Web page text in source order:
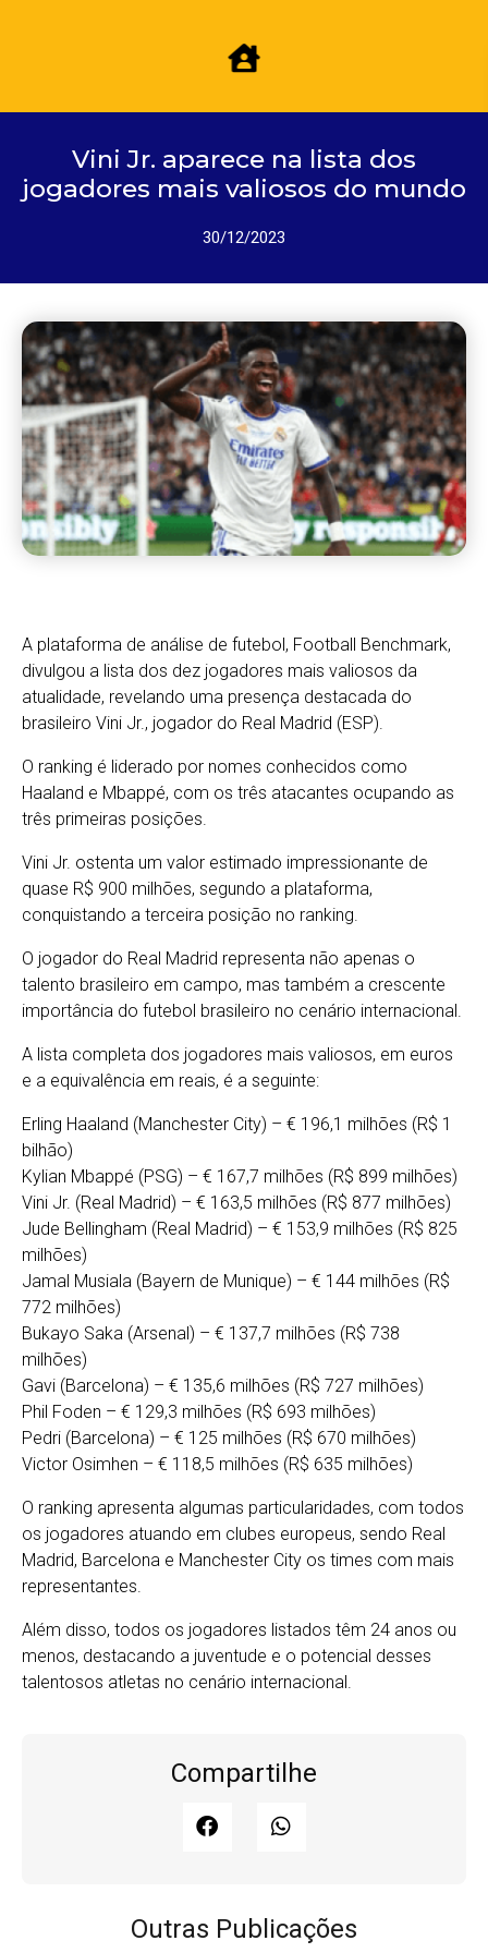
Vini Jr. aparece na lista dos
jogadores mais valiosos do mundo
30/12/2023
A plataforma de análise de futebol, Football Benchmark,
divulgou a lista dos dez jogadores mais valiosos da
atualidade, revelando uma presença destacada do
brasileiro Vini Jr., jogador do Real Madrid (ESP).
O ranking é liderado por nomes conhecidos como
Haaland e Mbappé, com os três atacantes ocupando as
três primeiras posições.
Vini Jr. ostenta um valor estimado impressionante de
quase R$ 900 milhões, segundo a plataforma,
conquistando a terceira posição no ranking.
O jogador do Real Madrid representa não apenas o
talento brasileiro em campo, mas também a crescente
importância do futebol brasileiro no cenário internacional.
A lista completa dos jogadores mais valiosos, em euros
e a equivalência em reais, é a seguinte:
Erling Haaland (Manchester City) – € 196,1 milhões (R$ 1
bilhão)
Kylian Mbappé (PSG) – € 167,7 milhões (R$ 899 milhões)
Vini Jr. (Real Madrid) – € 163,5 milhões (R$ 877 milhões)
Jude Bellingham (Real Madrid) – € 153,9 milhões (R$ 825
milhões)
Jamal Musiala (Bayern de Munique) – € 144 milhões (R$
772 milhões)
Bukayo Saka (Arsenal) – € 137,7 milhões (R$ 738
milhões)
Gavi (Barcelona) – € 135,6 milhões (R$ 727 milhões)
Phil Foden – € 129,3 milhões (R$ 693 milhões)
Pedri (Barcelona) – € 125 milhões (R$ 670 milhões)
Victor Osimhen – € 118,5 milhões (R$ 635 milhões)
O ranking apresenta algumas particularidades, com todos
os jogadores atuando em clubes europeus, sendo Real
Madrid, Barcelona e Manchester City os times com mais
representantes.
Além disso, todos os jogadores listados têm 24 anos ou
menos, destacando a juventude e o potencial desses
talentosos atletas no cenário internacional.
Compartilhe
Outras Publicações